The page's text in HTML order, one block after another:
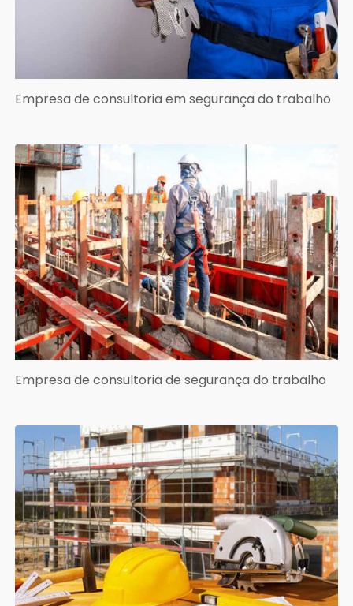
Empresa de consultoria em segurança do trabalho
Empresa de consultoria de segurança do trabalho